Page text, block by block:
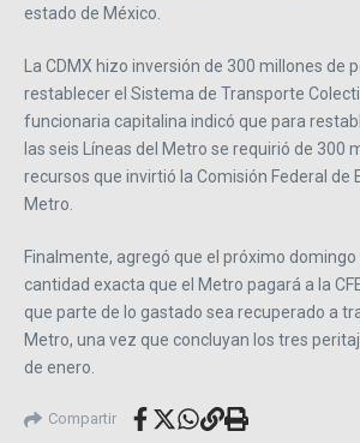
estado de México.
La CDMX hizo inversión de 300 millones de
restablecer el Sistema de Transporte
funcionaria capitalina indicó que para
las seis Líneas del Metro se requirió de 300
recursos que invirtió la Comisión Federal de
Metro.
Finalmente, agregó que el próximo
cantidad exacta que el Metro pagará a la
que parte de lo gastado sea recuperado a
Metro, una vez que concluyan los tres
de enero.
Compartir